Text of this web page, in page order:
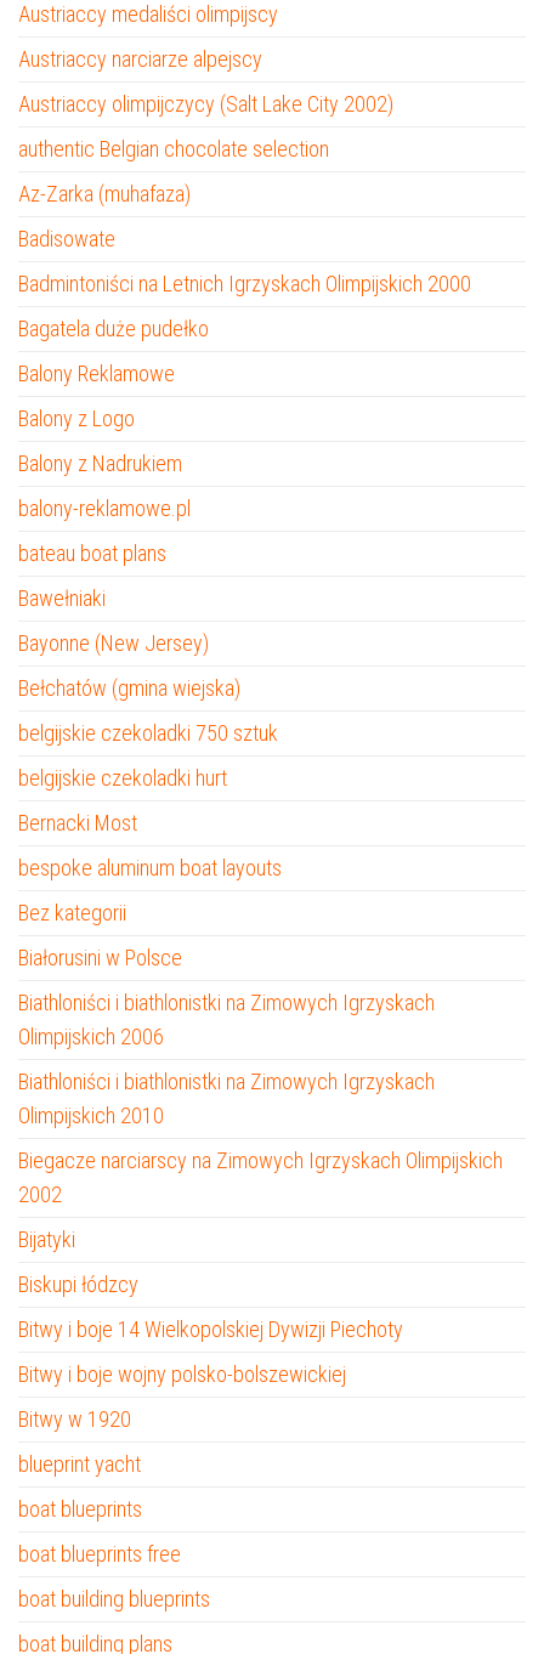
Austriaccy medaliści olimpijscy
Austriaccy narciarze alpejscy
Austriaccy olimpijczycy (Salt Lake City 2002)
authentic Belgian chocolate selection
Az-Zarka (muhafaza)
Badisowate
Badmintoniści na Letnich Igrzyskach Olimpijskich 2000
Bagatela duże pudełko
Balony Reklamowe
Balony z Logo
Balony z Nadrukiem
balony-reklamowe.pl
bateau boat plans
Bawełniaki
Bayonne (New Jersey)
Bełchatów (gmina wiejska)
belgijskie czekoladki 750 sztuk
belgijskie czekoladki hurt
Bernacki Most
bespoke aluminum boat layouts
Bez kategorii
Białorusini w Polsce
Biathloniści i biathlonistki na Zimowych Igrzyskach
Olimpijskich 2006
Biathloniści i biathlonistki na Zimowych Igrzyskach
Olimpijskich 2010
Biegacze narciarscy na Zimowych Igrzyskach Olimpijskich
2002
Bijatyki
Biskupi łódzcy
Bitwy i boje 14 Wielkopolskiej Dywizji Piechoty
Bitwy i boje wojny polsko-bolszewickiej
Bitwy w 1920
blueprint yacht
boat blueprints
boat blueprints free
boat building blueprints
boat building plans